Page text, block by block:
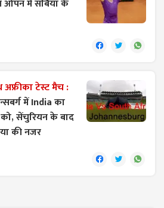
में सर्बिया के
टेस्ट मैच :
में India का
सेंचुरियन के बाद
की नजर